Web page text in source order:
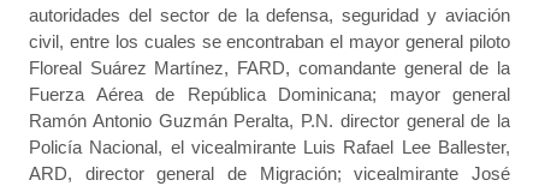
autoridades del sector de la defensa, seguridad y aviación
civil, entre los cuales se encontraban el mayor general piloto
Floreal Suárez Martínez, FARD, comandante general de la
Fuerza Aérea de República Dominicana; mayor general
Ramón Antonio Guzmán Peralta, P.N. director general de la
Policía Nacional, el vicealmirante Luis Rafael Lee Ballester,
ARD, director general de Migración; vicealmirante José